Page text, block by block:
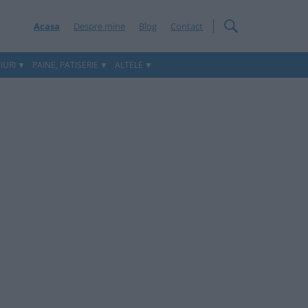
Acasa Despre mine Blog Contact
PAINE, PATISERIE ALTELE